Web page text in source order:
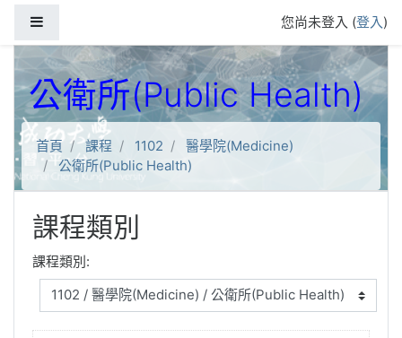
您尚未登入 (登入)
公衛所(Public Health)
首頁 課程 1102
醫學院(Medicine)
公衛所(Public Health)
課程類別
課程類別: